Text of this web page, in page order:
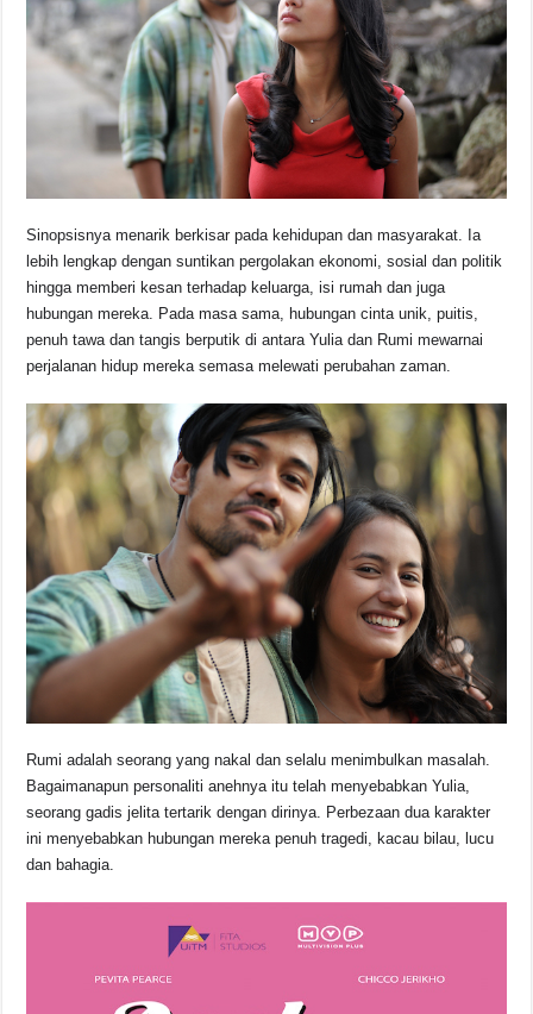
Sinopsisnya menarik berkisar pada kehidupan dan masyarakat. Ia
lebih lengkap dengan suntikan pergolakan ekonomi, sosial dan politik
hingga memberi kesan terhadap keluarga, isi rumah dan juga
hubungan mereka. Pada masa sama, hubungan cinta unik, puitis,
penuh tawa dan tangis berputik di antara Yulia dan Rumi mewarnai
perjalanan hidup mereka semasa melewati perubahan zaman.
Rumi adalah seorang yang nakal dan selalu menimbulkan masalah.
Bagaimanapun personaliti anehnya itu telah menyebabkan Yulia,
seorang gadis jelita tertarik dengan dirinya. Perbezaan dua karakter
ini menyebabkan hubungan mereka penuh tragedi, kacau bilau, lucu
dan bahagia.